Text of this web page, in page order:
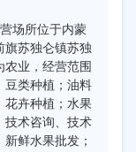
场所位于内蒙
旗苏独仑镇苏独
农业，经营范围
豆类种植；油料
花卉种植；水果
技术咨询、技术
鲜水果批发；